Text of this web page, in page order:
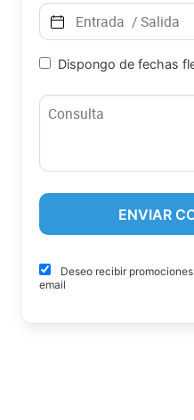
Dispongo de fechas
Deseo recibir
email